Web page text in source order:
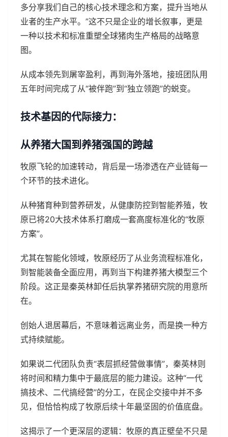
多分享我们自己的核心技术理念和方案，提升当地从
业者的生产水平。”这不只是企业的增长叙事，更是
一种以技术和标准重塑全球猪肉生产格局的战略意
图。
从成本领先到屠宰盈利，再到海外落地，接班团队用
五年时间完成了从“被伴跑”到“独立领跑”的蜕变。
技术基因的代际接力：
从养猪大国到养猪强国的跨越
牧原飞轮的加速转动，背后是一场渗透在产业链每一
个环节的技术进化。
从种猪育种到营养研发，从健康防控到智能养殖，牧
原已将20大技术体系打磨成一套高度标准化的“牧原
方案”。
尤其在智能化领域，牧原经历了从业务流程标准化，
到智能装备全面应用，再到当下构建养猪大模型三个
阶段。这正是秦英林卸任后执掌养猪研究院的用意所
在。
创始人退居幕后，不意味着远离业务，而是换一种方
式持续赋能。
如果说二代团队负责“表层抓经营做事情”，秦英林则
将时间和精力集中于最底层的能力建设。这种“一代
搞技术、二代搞经营”的分工，在民企交接中并不多
见，但恰恰构成了牧原后续十年最坚固的价值底盘。
这揭示了一个更深层的逻辑：牧原的真正壁垒不只是